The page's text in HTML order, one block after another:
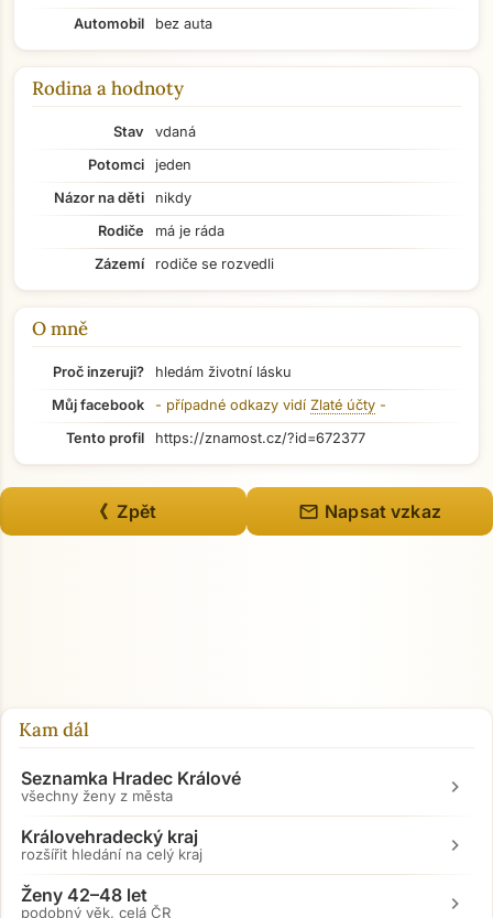
Přejít na hlavní obsah
Automobil
bez auta
Rodina a hodnoty
Stav
vdaná
Potomci
jeden
Názor na děti
nikdy
Rodiče
má je ráda
Zázemí
rodiče se rozvedli
O mně
Proč inzeruji?
hledám životní lásku
Můj facebook
- případné odkazy vidí Zlaté účty -
Tento profil
https://znamost.cz/?id=672377
《 Zpět mail Napsat vzkaz
Kam dál
Seznamka Hradec Králové
všechny ženy z města chevron_right
Královehradecký kraj
rozšířit hledání na celý kraj chevron_right
Ženy 42–48 let
podobný věk, celá ČR chevron_right